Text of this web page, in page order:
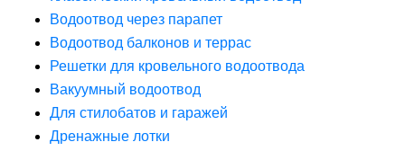
Водоотвод через парапет
Водоотвод балконов и террас
Решетки для кровельного водоотвода
Вакуумный водоотвод
Для стилобатов и гаражей
Дренажные лотки